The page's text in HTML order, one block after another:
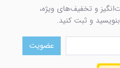
و تخفیف‌های ویژه،
و ثبت کنید.
عضویت